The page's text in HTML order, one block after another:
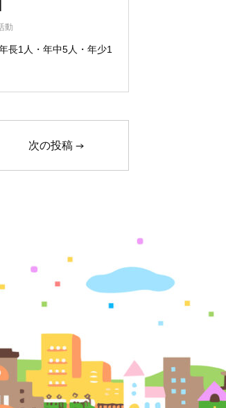
動
長1人・年中5人・年少1
次の投稿→